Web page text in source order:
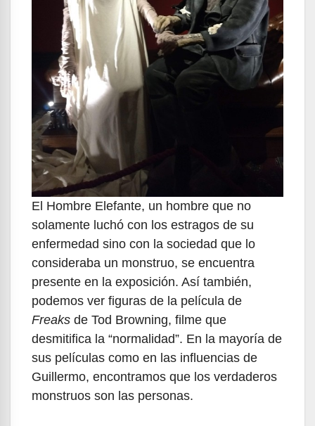
El Hombre Elefante, un hombre que no
solamente luchó con los estragos de su
enfermedad sino con la sociedad que lo
consideraba un monstruo, se encuentra
presente en la exposición. Así también,
podemos ver figuras de la película de
Freaks de Tod Browning, filme que
desmitifica la “normalidad”. En la mayoría de
sus películas como en las influencias de
Guillermo, encontramos que los verdaderos
monstruos son las personas.